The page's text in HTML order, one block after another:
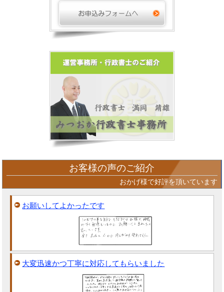
お客様の声のご紹介
おかげ様で好評を頂いています
お願いしてよかったです
大変迅速かつ丁寧に対応してもらいました